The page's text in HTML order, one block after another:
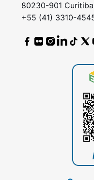
80230-901
+55 (41) 3310-